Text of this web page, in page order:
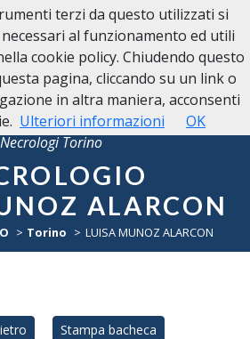
Necrologi Torino
ALARCON
Torino LUISA MUNOZ ALARCON
Stampa bacheca
terzi da questo utilizzati si
al funzionamento ed utili
cookie policy. Chiudendo questo
pagina, cliccando su un link o
in altra maniera, acconsenti
Ulteriori informazioni OK